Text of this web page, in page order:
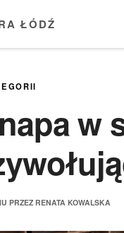
ŁÓDŹ
w
PRZEZRENATA KOWALSKA